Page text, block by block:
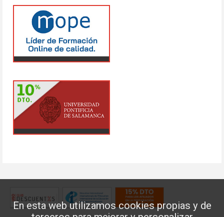
En esta web utilizamos cookies propias y de